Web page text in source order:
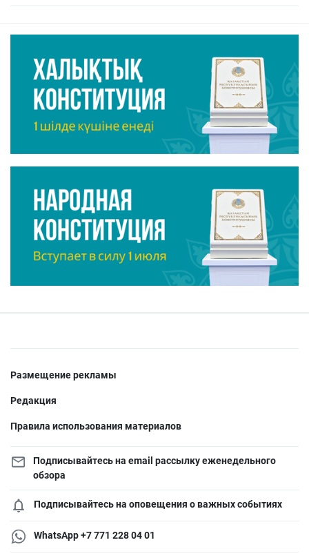
Размещение рекламы
Редакция
Правила использования материалов
Подписывайтесь на email рассылку еженедельного
обзора
Подписывайтесь на оповещения о важных событиях
WhatsApp +7 771 228 04 01